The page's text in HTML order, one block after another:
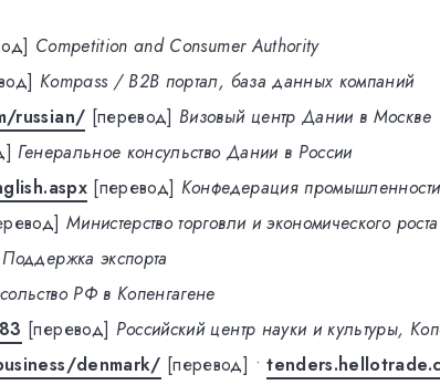
Competition and Consumer Authority
Kompass / B2B портал, база данных компаний
russian/ [перевод] Визовый центр Дании в Москве
Генеральное консульство Дании в России
[перевод] Конфедерация промышленности
Министерство торговли и экономического роста
Поддержка экспорта
РФ в Копенгагене
[перевод] Российский центр науки и культуры,
denmark/ [перевод] •